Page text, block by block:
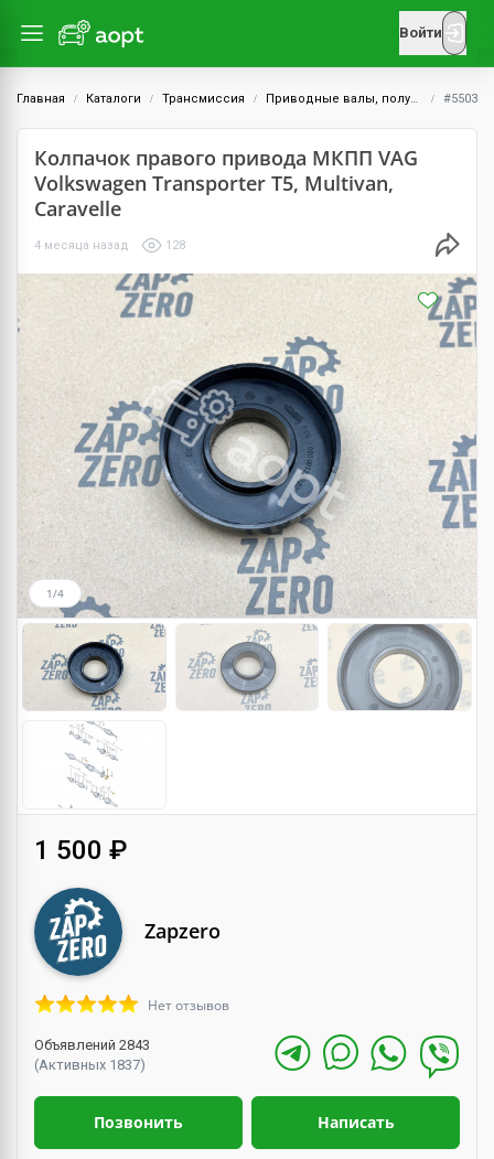
Войти
Главная Каталоги Трансмиссия Приводные валы, полуоси и ШРУСы #5503
Колпачок правого привода МКПП VAG
Volkswagen Transporter Т5, Multivan,
Caravelle
4 месяца назад 128
1/4
1 500 ₽
Zapzero
Нет отзывов
Объявлений 2843
(Активных 1837)
Позвонить Написать